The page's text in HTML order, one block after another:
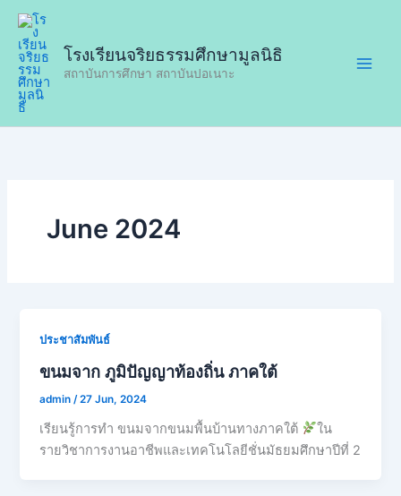
Skip
content
โรงเรียนจริยธรรมศึกษามูลนิธิ
สถาบันการศึกษา สถาบันปอเนาะ
June 2024
ประชาสัมพันธ์
ขนมจาก ภูมิปัญญาท้องถิ่น ภาคใต้
admin /27 Jun, 2024
เรียนรู้การทำ ขนมจากขนมพื้นบ้านทางภาคใต้
ใน
รายวิชาการงานอาชีพและเทคโนโลยีชั่นมัธยมศึกษาปีที่ 2